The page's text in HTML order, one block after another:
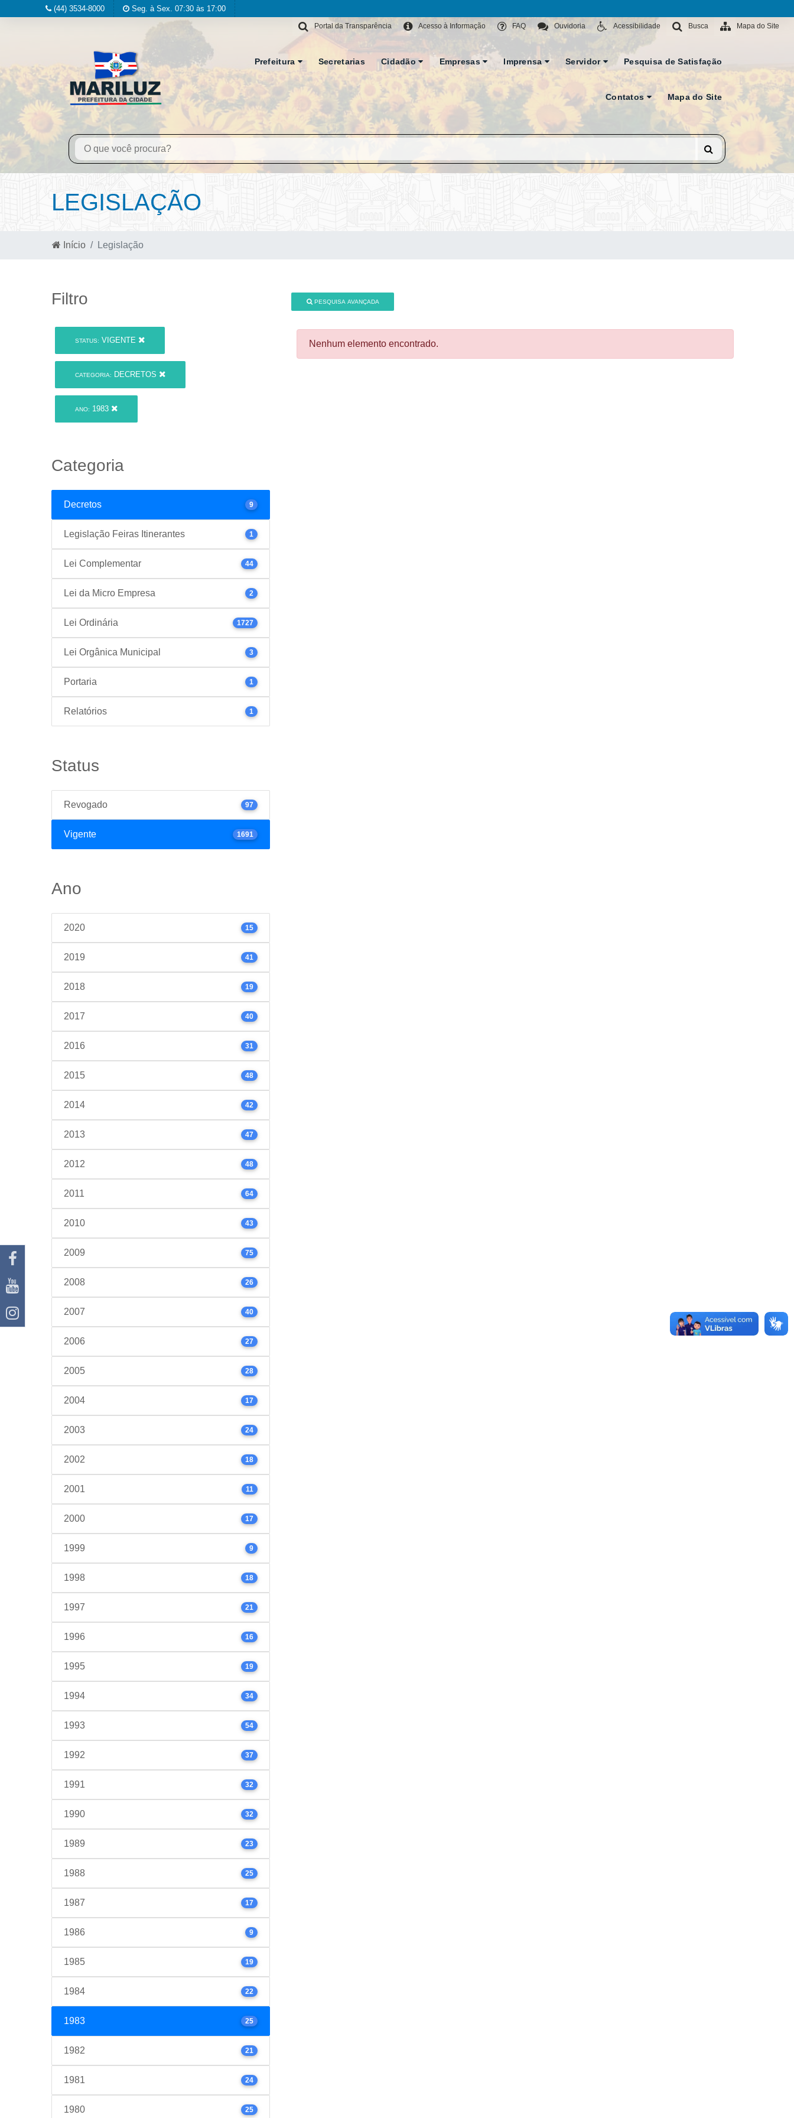
(44) 3534-8000 Seg. à Sex. 07:30 às 17:00
Mapa do Site
Busca
Acessibilidade
Ouvidoria
FAQ
Acesso à Informação
Portal da Transparência
Prefeitura Secretarias Cidadão Empresas Imprensa Servidor Pesquisa de Satisfação
Contatos Mapa do Site
LEGISLAÇÃO
Início Legislação
Filtro
STATUS: VIGENTE
CATEGORIA: DECRETOS
ANO: 1983
Categoria
Decretos 9
Legislação Feiras Itinerantes 1
Lei Complementar 44
Lei da Micro Empresa 2
Lei Ordinária 1727
Lei Orgânica Municipal 3
Portaria 1
Relatórios 1
Status
Revogado 97
Vigente 1691
Ano
2020 15
2019 41
2018 19
2017 40
2016 31
2015 48
2014 42
2013 47
2012 48
2011 64
2010 43
2009 75
2008 26
2007 40
2006 27
2005 28
2004 17
2003 24
2002 18
2001 11
2000 17
1999 9
1998 18
1997 21
1996 16
1995 19
1994 34
1993 54
1992 37
1991 32
1990 32
1989 23
1988 25
1987 17
1986 9
1985 19
1984 22
1983 25
1982 21
1981 24
1980 25
PESQUISA AVANÇADA
Nenhum elemento encontrado.